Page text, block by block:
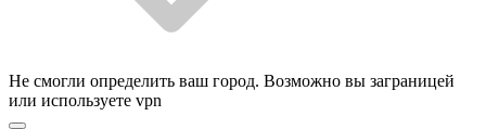
Не смогли определить ваш город. Возможно вы заграницей
или используете vpn